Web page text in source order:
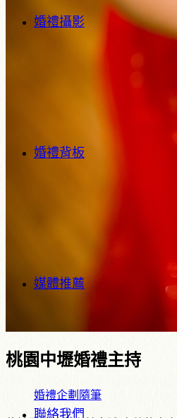
婚禮攝影
婚禮背板
媒體推薦
聯絡我們
桃園中壢婚禮主持
婚禮企劃隨筆